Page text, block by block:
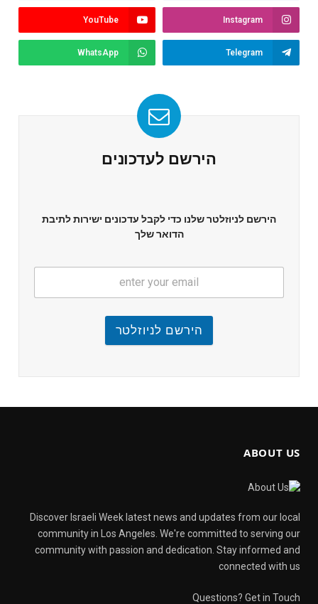
Instagram
YouTube
Telegram
WhatsApp
הירשם לעדכונים
הירשם לניוזלטר שלנו כדי לקבל עדכונים ישירות לתיבת
הדואר שלך
הירשם לניוזלטר
ABOUT US
Discover Israeli Week latest news and updates from our local
community in Los Angeles. We're committed to serving our
community with passion and dedication. Stay informed and
connected with us
Questions? Get in Touch